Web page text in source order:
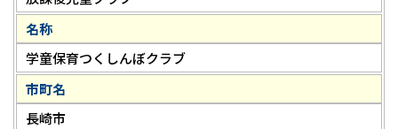
名称
学童保育つくしんぼクラブ
市町名
長崎市